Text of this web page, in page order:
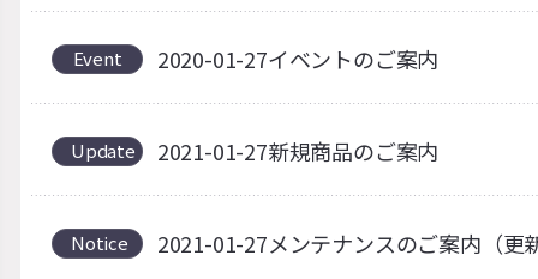
Event 2020-01-27イベントのご案内
Update 2021-01-27新規商品のご案内
Notice 2021-01-27メンテナンスのご案内（更